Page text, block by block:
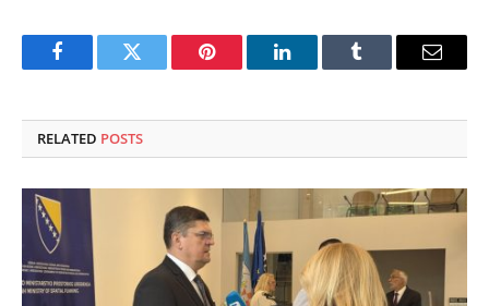
FacebookTwitter Pinterest LinkedInTumblr Email
RELATED POSTS